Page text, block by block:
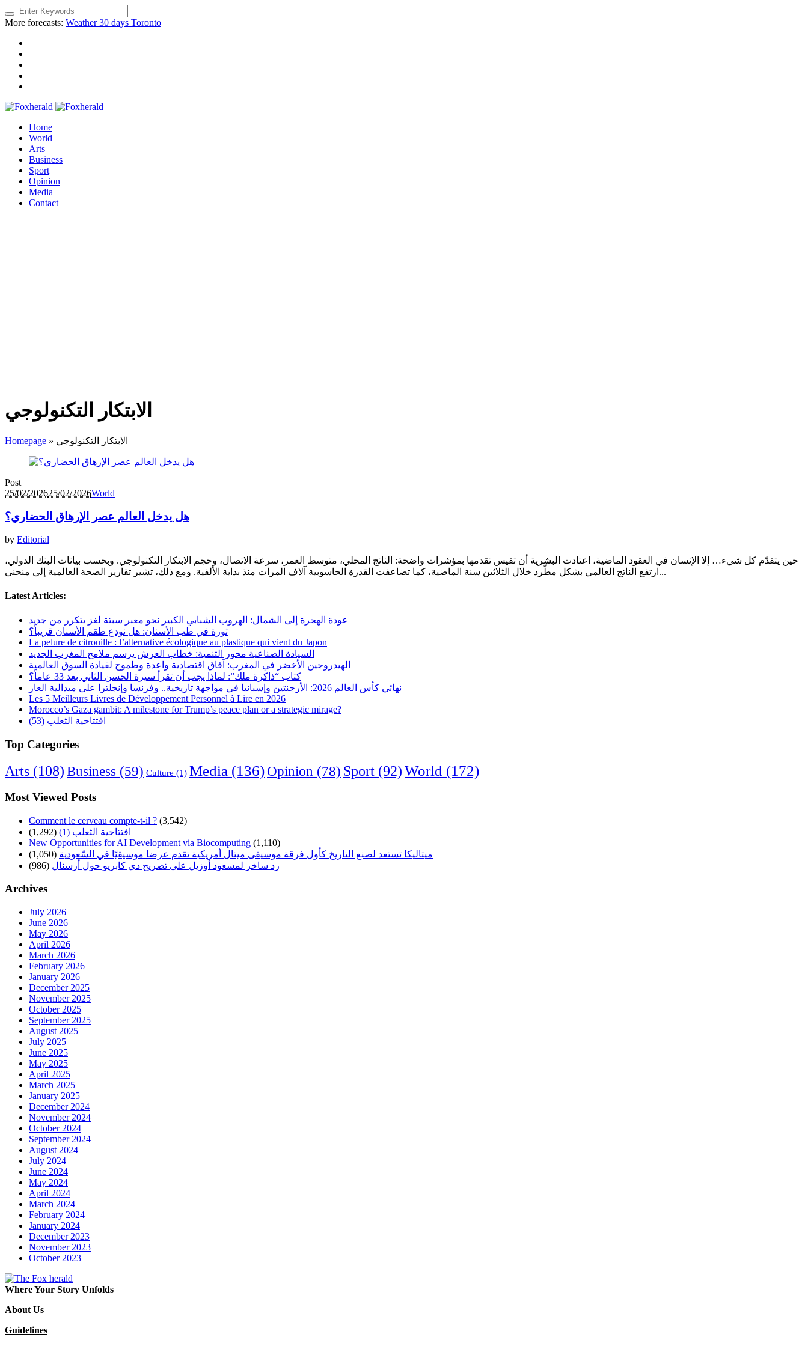
More forecasts: Weather 30 days Toronto
Home
World
Arts
Business
Sport
Opinion
Media
Contact
الابتكار التكنولوجي
Homepage » الابتكار التكنولوجي
Post
25/02/202625/02/2026World
هل يدخل العالم عصر الإرهاق الحضاري؟
by Editorial
حين يتقدّم كل شيء… إلا الإنسان في العقود الماضية، اعتادت البشرية أن تقيس تقدمها بمؤشرات واضحة: الناتج المحلي، متوسط العمر، سرعة الاتصال، وحجم الابتكار التكنولوجي. وبحسب بيانات البنك الدولي،
ارتفع الناتج العالمي بشكل مطّرد خلال الثلاثين سنة الماضية، كما تضاعفت القدرة الحاسوبية آلاف المرات منذ بداية الألفية. ومع ذلك، تشير تقارير الصحة العالمية إلى منحنى...
Latest Articles:
عودة الهجرة إلى الشمال: الهروب الشبابي الكبير نحو معبر سبتة لغز يتكرر من جديد
ثورة في طب الأسنان: هل نودع طقم الأسنان قريباً؟
La pelure de citrouille : l’alternative écologique au plastique qui vient du Japon
السيادة الصناعية محور التنمية: خطاب العرش يرسم ملامح المغرب الجديد
الهيدروجين الأخضر في المغرب: آفاق اقتصادية واعدة وطموح لقيادة السوق العالمية
كتاب “ذاكرة ملك”: لماذا يجب أن تقرأ سيرة الحسن الثاني بعد 33 عاماً؟
نهائي كأس العالم 2026: الأرجنتين وإسبانيا في مواجهة تاريخية.. وفرنسا وإنجلترا على ميدالية العار
Les 5 Meilleurs Livres de Développement Personnel à Lire en 2026
Morocco’s Gaza gambit: A milestone for Trump’s peace plan or a strategic mirage?
افتتاحية الثعلب (53)
Top Categories
Arts (108) Business (59) Culture (1) Media (136)Opinion (78) Sport (92)World (172)
Most Viewed Posts
Comment le cerveau compte-t-il ? (3,542)
افتتاحية الثعلب (1)
(1,292)
New Opportunities for AI Development via Biocomputing (1,110)
ميتاليكا تستعد لصنع التاريخ كأول فرقة موسيقى ميتال أمريكية تقدم عرضا موسيقيًا في السّعودية (1,050)
رد ساخر لمسعود أوزيل على تصريح دي كابريو حول أرسنال (986)
Archives
July 2026
June 2026
May 2026
April 2026
March 2026
February 2026
January 2026
December 2025
November 2025
October 2025
September 2025
August 2025
July 2025
June 2025
May 2025
April 2025
March 2025
January 2025
December 2024
November 2024
October 2024
September 2024
August 2024
July 2024
June 2024
May 2024
April 2024
March 2024
February 2024
January 2024
December 2023
November 2023
October 2023
Where Your Story Unfolds
About Us
Guidelines